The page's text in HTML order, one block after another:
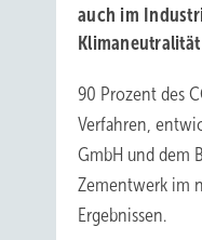
auch im
90 Prozent des
Verfahren,
GmbH und dem
Zementwerk im
Ergebnissen.